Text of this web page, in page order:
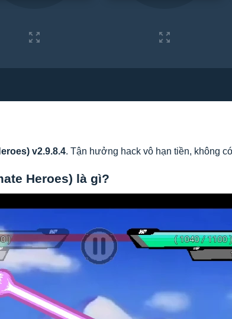
v2.9.8.4. Tận hưởng hack vô hạn tiền, không
Heroes) là gì?